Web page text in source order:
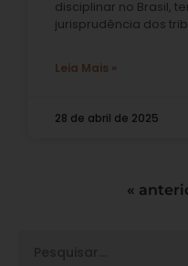
disciplinar no Brasil,
jurisprudência dos
Leia Mais »
28 de abril de 2025
«